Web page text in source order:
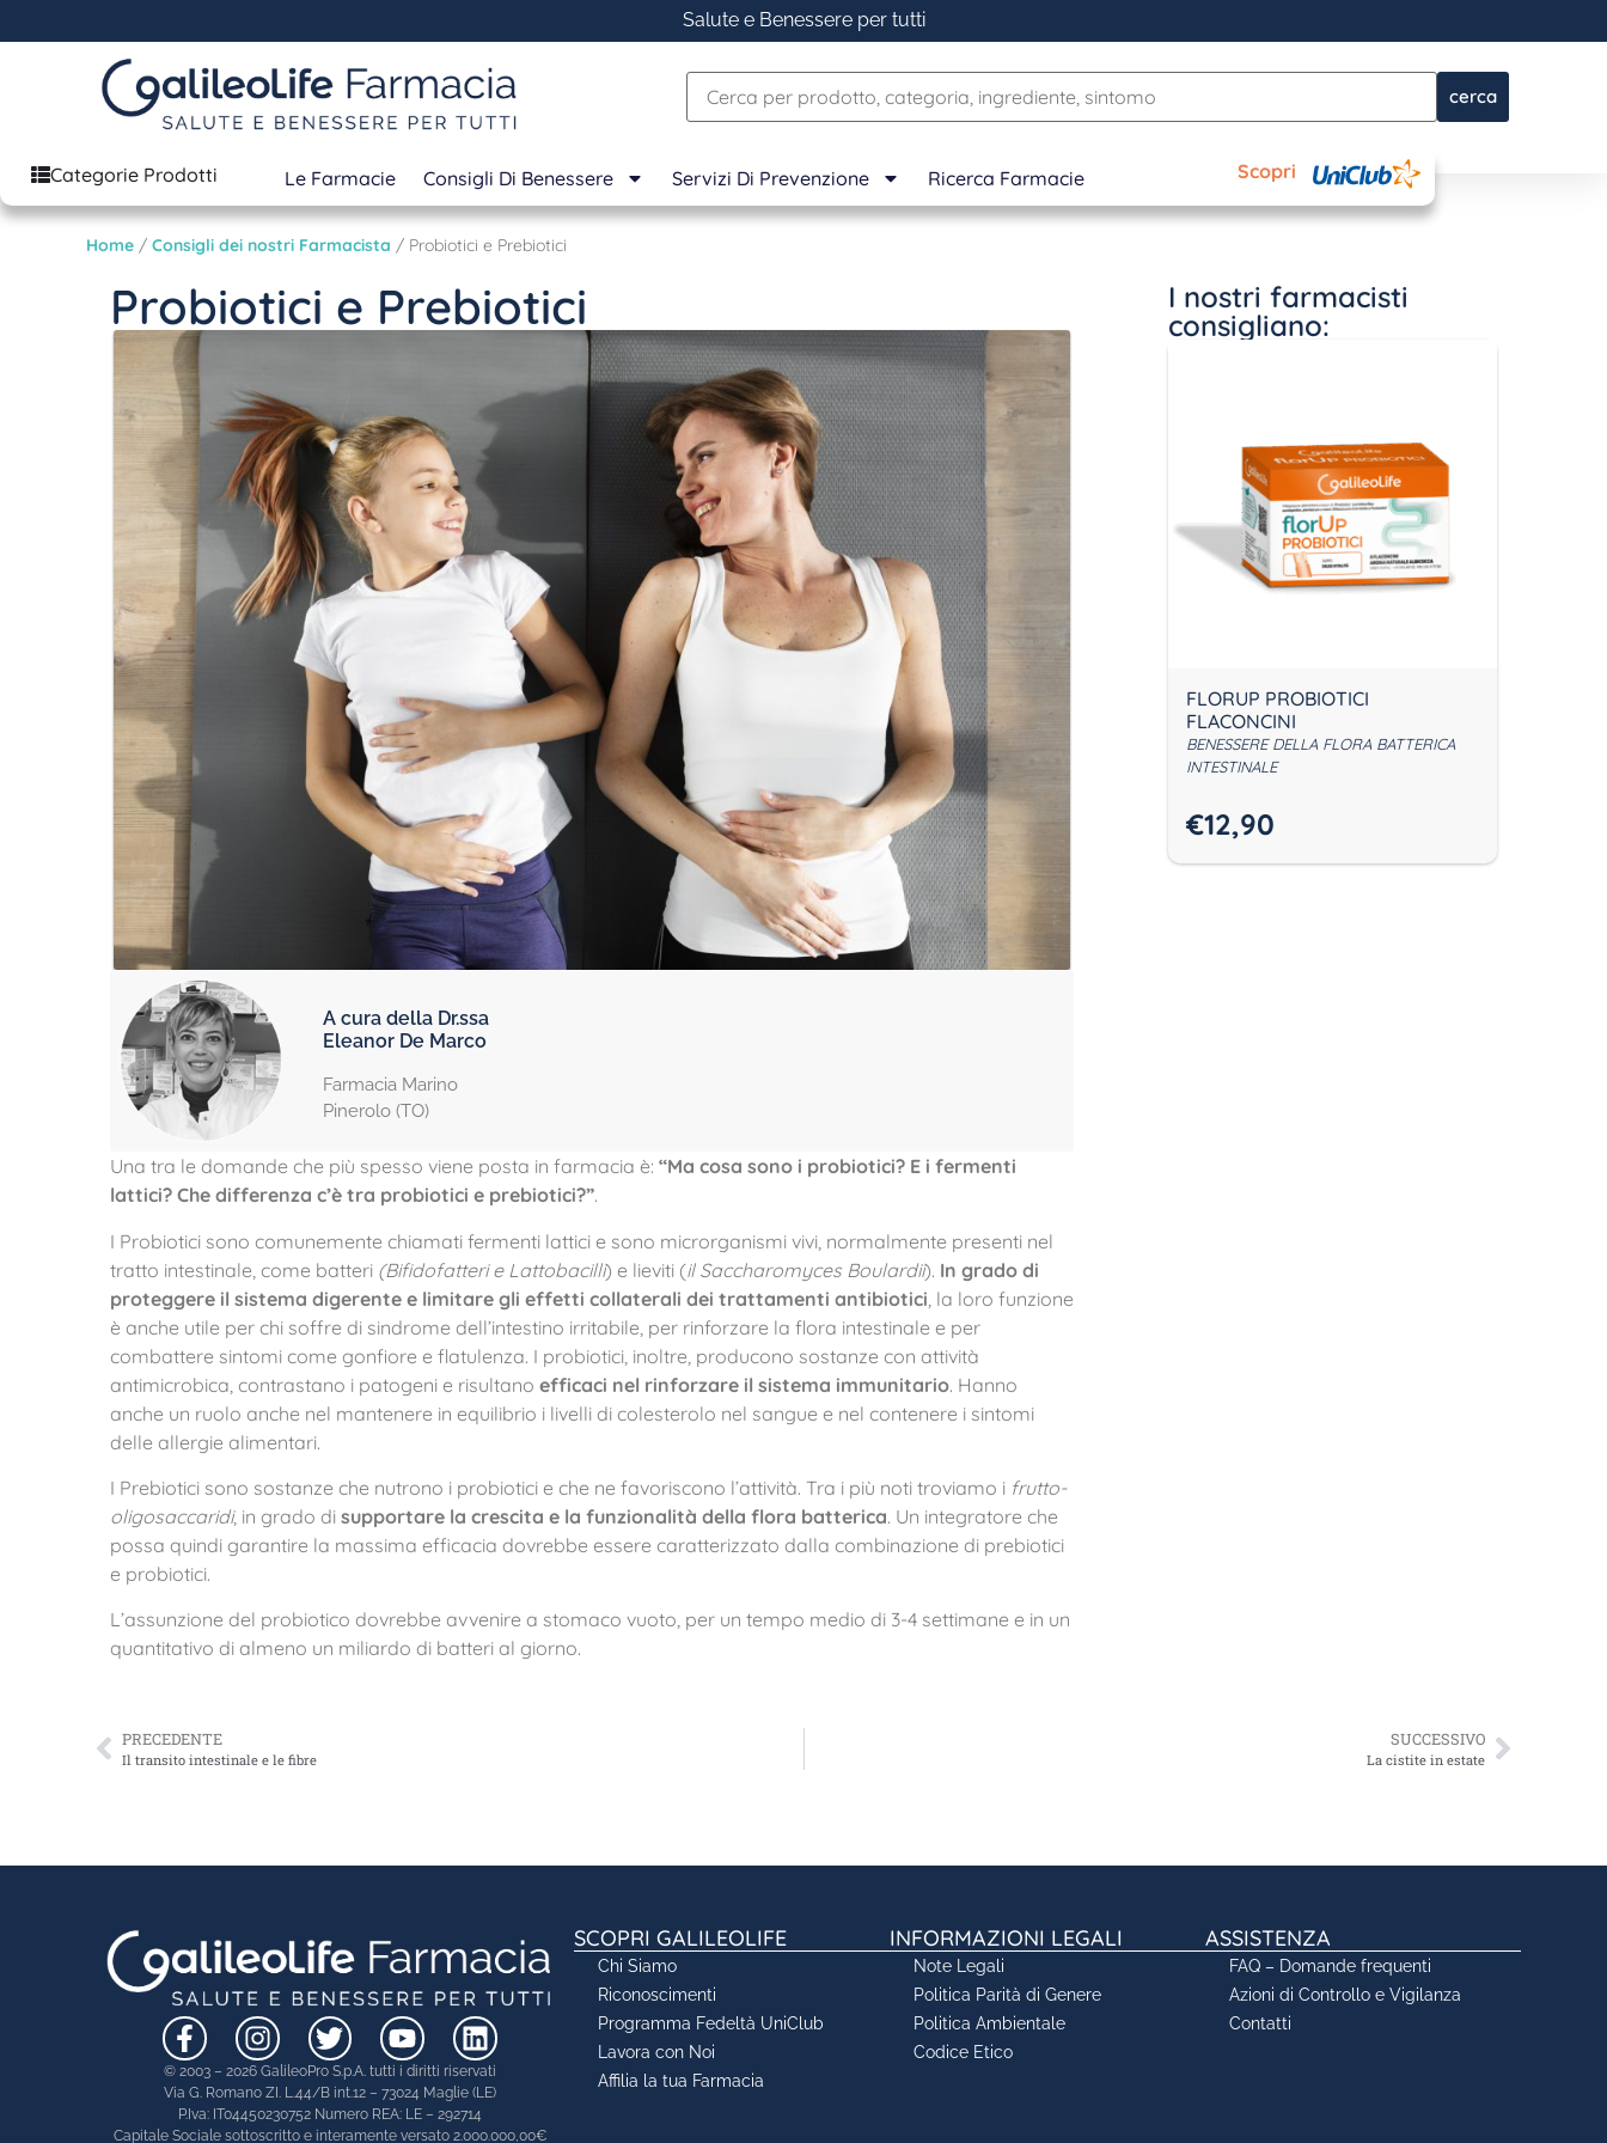
Salute e Benessere per tutti
cerca
Categorie Prodotti Le Farmacie Consigli Di Benessere Servizi Di Prevenzione Ricerca Farmacie Scopri
Home / Consigli dei nostri Farmacista / Probiotici e Prebiotici
Probiotici e Prebiotici
A cura della Dr.ssa
Eleanor De Marco
Farmacia Marino
Pinerolo (TO)
Una tra le domande che più spesso viene posta in farmacia è: “Ma cosa sono i probiotici? E i fermenti
lattici? Che differenza c’è tra probiotici e prebiotici?”.
I Probiotici sono comunemente chiamati fermenti lattici e sono microrganismi vivi, normalmente presenti nel
tratto intestinale, come batteri (Bifidofatteri e Lattobacilli) e lieviti (il Saccharomyces Boulardii). In grado di
proteggere il sistema digerente e limitare gli effetti collaterali dei trattamenti antibiotici , la loro funzione
è anche utile per chi soffre di sindrome dell’intestino irritabile, per rinforzare la flora intestinale e per
combattere sintomi come gonfiore e flatulenza. I probiotici, inoltre, producono sostanze con attività
antimicrobica, contrastano i patogeni e risultano efficaci nel rinforzare il sistema immunitario. Hanno
anche un ruolo anche nel mantenere in equilibrio i livelli di colesterolo nel sangue e nel contenere i sintomi
delle allergie alimentari.
I Prebiotici sono sostanze che nutrono i probiotici e che ne favoriscono l’attività. Tra i più noti troviamo i frutto-
oligosaccaridi, in grado di supportare la crescita e la funzionalità della flora batterica. Un integratore che
possa quindi garantire la massima efficacia dovrebbe essere caratterizzato dalla combinazione di prebiotici
e probiotici.
L’assunzione del probiotico dovrebbe avvenire a stomaco vuoto, per un tempo medio di 3-4 settimane e in un
quantitativo di almeno un miliardo di batteri al giorno.
I nostri farmacisti
consigliano:
FLORUP PROBIOTICI
FLACONCINI
BENESSERE DELLA FLORA BATTERICA
INTESTINALE
€12,90
PRECEDENTE
Il transito intestinale e le fibre
SUCCESSIVO
La cistite in estate
© 2003 – 2026 GalileoPro S.p.A. tutti i diritti riservati
Via G. Romano ZI. L.44/B int.12 – 73024 Maglie (LE)
P.Iva: IT04450230752 Numero REA: LE – 292714
Capitale Sociale sottoscritto e interamente versato 2.000.000,00€
SCOPRI GALILEOLIFE
Chi Siamo
Riconoscimenti
Programma Fedeltà UniClub
Lavora con Noi
Affilia la tua Farmacia
INFORMAZIONI LEGALI
Note Legali
Politica Parità di Genere
Politica Ambientale
Codice Etico
ASSISTENZA
FAQ – Domande frequenti
Azioni di Controllo e Vigilanza
Contatti